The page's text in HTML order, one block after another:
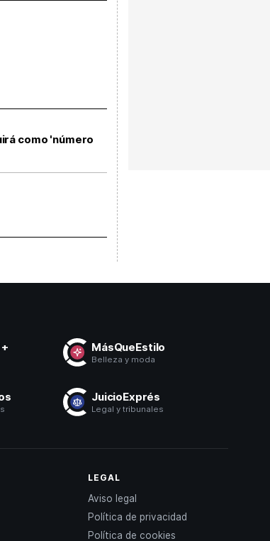
como 'número
MásQueEstilo
Belleza y moda
JuicioExprés
Legal y tribunales
LEGAL
Aviso legal
Política de privacidad
Política de cookies